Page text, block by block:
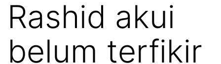
Rashid akui
belum terfikir